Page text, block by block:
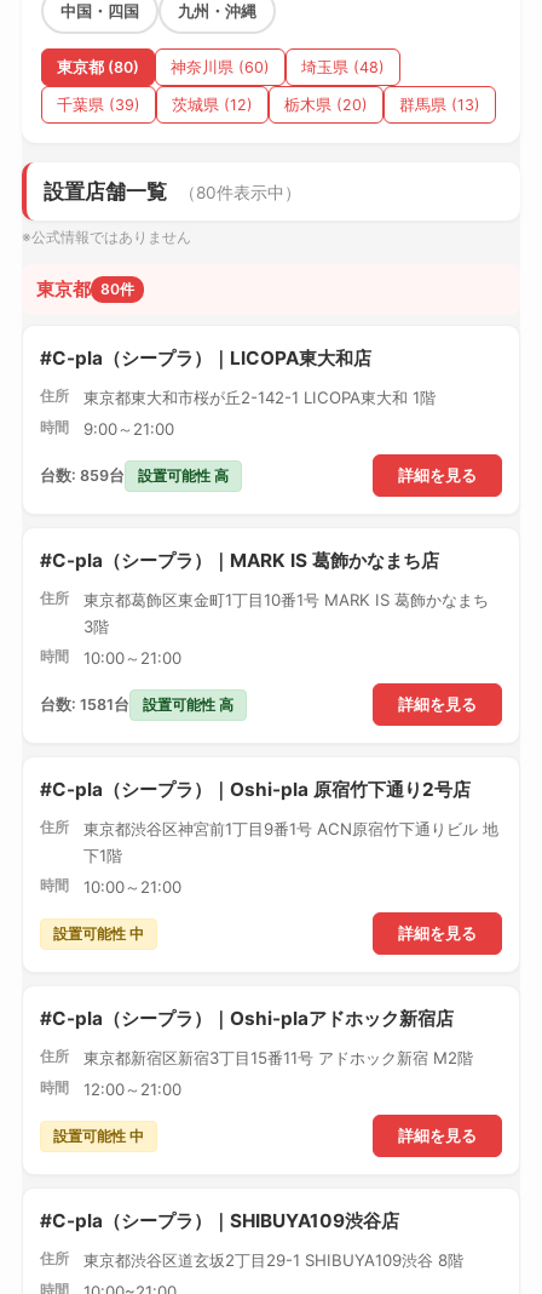
中国・四国 九州・沖縄
東京都 (80) 神奈川県 (60) 埼玉県 (48)
千葉県 (39) 茨城県 (12) 栃木県 (20) 群馬県 (13)
設置店舗一覧 （80件表示中）
※公式情報ではありません
東京都 80件
#C-pla（シープラ）｜LICOPA東大和店
住所 東京都東大和市桜が丘2-142-1 LICOPA東大和 1階
時間 9:00～21:00
詳細を見る
台数: 859台 設置可能性 高
#C-pla（シープラ）｜MARK IS 葛飾かなまち店
住所
東京都葛飾区東金町1丁目10番1号 MARK IS 葛飾かなまち
3階
時間 10:00～21:00
詳細を見る
台数: 1581台 設置可能性 高
#C-pla（シープラ）｜Oshi-pla 原宿竹下通り2号店
住所
東京都渋谷区神宮前1丁目9番1号 ACN原宿竹下通りビル 地
下1階
時間 10:00～21:00
詳細を見る
設置可能性 中
#C-pla（シープラ）｜Oshi-plaアドホック新宿店
住所 東京都新宿区新宿3丁目15番11号 アドホック新宿 M2階
時間 12:00～21:00
詳細を見る
設置可能性 中
#C-pla（シープラ）｜SHIBUYA109渋谷店
住所 東京都渋谷区道玄坂2丁目29-1 SHIBUYA109渋谷 8階
時間